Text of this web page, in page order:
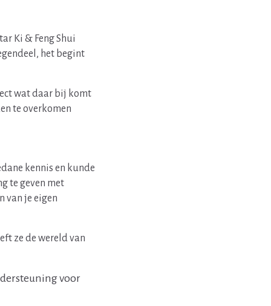
Ki & Feng Shui
het begint
wat daar bij komt
te overkomen
kennis en kunde
te geven met
van je eigen
ze de wereld van
voor